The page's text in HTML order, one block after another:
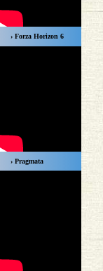
› Forza Horizon 6
› Pragmata